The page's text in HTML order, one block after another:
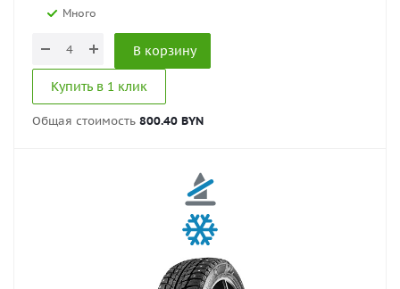
Много
В корзину
Купить в 1 клик
Общая стоимость 800.40 BYN